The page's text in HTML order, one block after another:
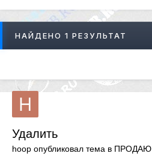
НАЙДЕНО 1 РЕЗУЛЬТАТ
Удалить
hoop опубликовал тема в ПРОДАЮ